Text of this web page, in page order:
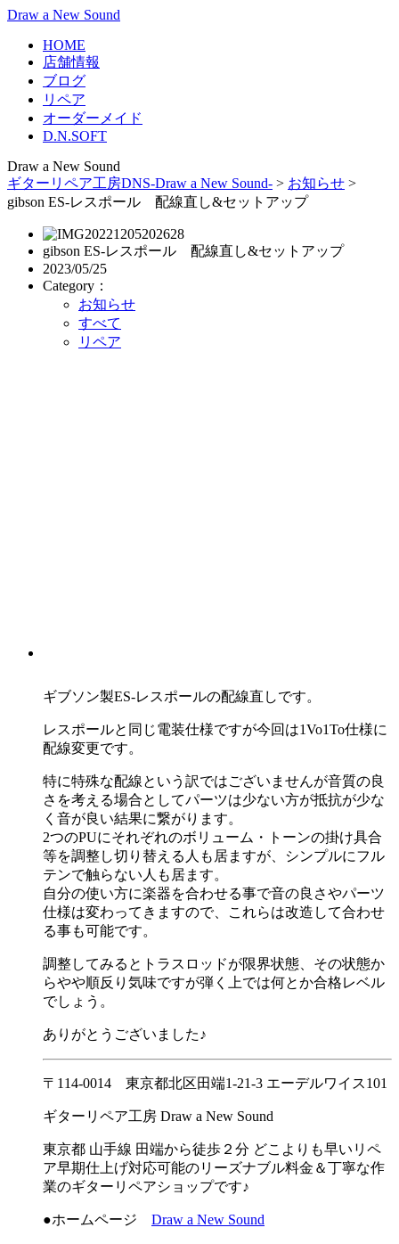
Draw a New Sound
HOME
店舗情報
ブログ
リペア
オーダーメイド
D.N.SOFT
Draw a New Sound
ギターリペア工房DNS-Draw a New Sound- > お知らせ >
gibson ES-レスポール 配線直し&セットアップ
gibson ES-レスポール 配線直し&セットアップ
2023/05/25
Category：
お知らせ
すべて
リペア
ギブソン製ES-レスポールの配線直しです。
レスポールと同じ電装仕様ですが今回は1Vo1To仕様に
配線変更です。
特に特殊な配線という訳ではございませんが音質の良
さを考える場合としてパーツは少ない方が抵抗が少な
く音が良い結果に繋がります。
2つのPUにそれぞれのボリューム・トーンの掛け具合
等を調整し切り替える人も居ますが、シンプルにフル
テンで触らない人も居ます。
自分の使い方に楽器を合わせる事で音の良さやパーツ
仕様は変わってきますので、これらは改造して合わせ
る事も可能です。
調整してみるとトラスロッドが限界状態、その状態か
らやや順反り気味ですが弾く上では何とか合格レベル
でしょう。
ありがとうございました♪
〒114-0014 東京都北区田端1-21-3 エーデルワイス101
ギターリペア工房 Draw a New Sound
東京都 山手線 田端から徒歩２分 どこよりも早いリペ
ア早期仕上げ対応可能のリーズナブル料金＆丁寧な作
業のギターリペアショップです♪
●ホームページ Draw a New Sound